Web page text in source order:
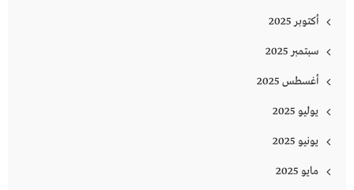
أكتوبر 2025
سبتمبر 2025
أغسطس 2025
يوليو 2025
يونيو 2025
مايو 2025